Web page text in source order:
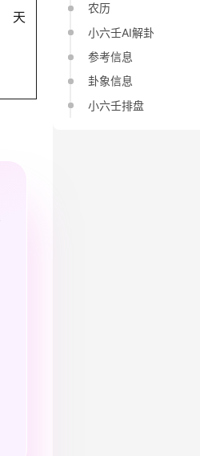
天
农历
小六壬AI解卦
参考信息
卦象信息
小六壬排盘